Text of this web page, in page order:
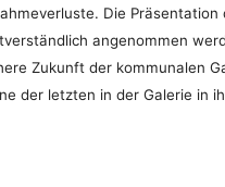
Die Präsentation
angenommen
Zukunft der kommunalen
der letzten in der Galerie in